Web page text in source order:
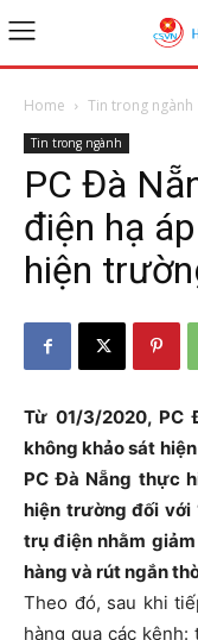
Home Tin trong ngành
Tin trong ngành
PC Đà
điện hạ
hiện
Từ 01/3/2020, PC
không khảo sát
PC Đà Nẵng thực
hiện trường đối với
trụ điện nhằm
hàng và rút ngắn
Theo đó, sau khi
hàng qua các